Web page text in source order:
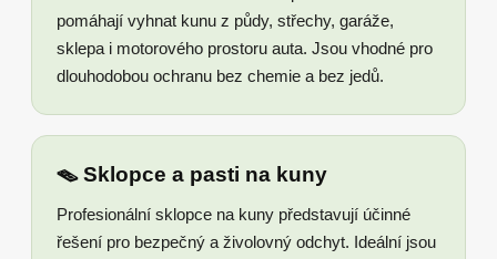
pomáhají vyhnat kunu z půdy, střechy, garáže,
sklepa i motorového prostoru auta. Jsou vhodné pro
dlouhodobou ochranu bez chemie a bez jedů.
🪤 Sklopce a pasti na kuny
Profesionální sklopce na kuny představují účinné
řešení pro bezpečný a živolovný odchyt. Ideální jsou